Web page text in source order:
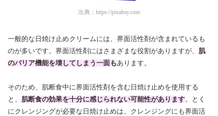
出典： https://pixabay.com
一般的な日焼け止めクリームには、界面活性剤が含まれているも
のが多いです。界面活性剤にはさまざまな役割がありますが、 肌
のバリア機能を壊してしまう一面もあります。
そのため、肌断食中に界面活性剤を含む日焼け止めを使用する
と、 肌断食の効果を十分に感じられない可能性があります。とく
にクレンジングが必要な日焼け止めは、クレンジングにも界面活